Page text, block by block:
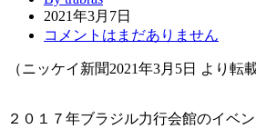
2021年3月7日
コメントはまだありません
（ニッケイ新聞2021年3月5日 より転載
２０１７年ブラジル力行会館のイベ